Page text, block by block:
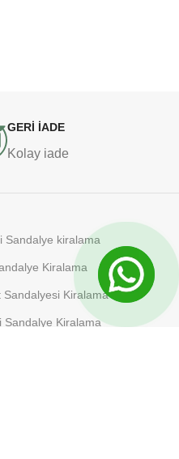
GERİ İADE
Kolay iade
Sandalye kiralama
Kiralama
Sandalyesi Kiralama
Sandalye Kiralama